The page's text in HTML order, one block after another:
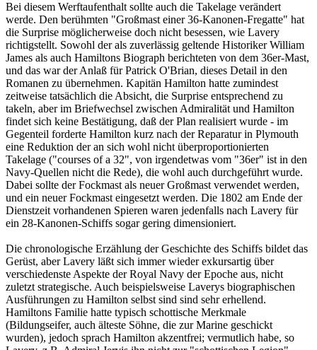
Bei diesem Werftaufenthalt sollte auch die Takelage verändert
werde. Den berühmten "Großmast einer 36-Kanonen-Fregatte" hat
die Surprise möglicherweise doch nicht besessen, wie Lavery
richtigstellt. Sowohl der als zuverlässig geltende Historiker William
James als auch Hamiltons Biograph berichteten von dem 36er-Mast,
und das war der Anlaß für Patrick O'Brian, dieses Detail in den
Romanen zu übernehmen. Kapitän Hamilton hatte zumindest
zeitweise tatsächlich die Absicht, die Surprise entsprechend zu
takeln, aber im Briefwechsel zwischen Admiralität und Hamilton
findet sich keine Bestätigung, daß der Plan realisiert wurde - im
Gegenteil forderte Hamilton kurz nach der Reparatur in Plymouth
eine Reduktion der an sich wohl nicht überproportionierten
Takelage ("courses of a 32", von irgendetwas vom "36er" ist in den
Navy-Quellen nicht die Rede), die wohl auch durchgeführt wurde.
Dabei sollte der Fockmast als neuer Großmast verwendet werden,
und ein neuer Fockmast eingesetzt werden. Die 1802 am Ende der
Dienstzeit vorhandenen Spieren waren jedenfalls nach Lavery für
ein 28-Kanonen-Schiffs sogar gering dimensioniert.
Die chronologische Erzählung der Geschichte des Schiffs bildet das
Gerüst, aber Lavery läßt sich immer wieder exkursartig über
verschiedenste Aspekte der Royal Navy der Epoche aus, nicht
zuletzt strategische. Auch beispielsweise Laverys biographischen
Ausführungen zu Hamilton selbst sind sind sehr erhellend.
Hamiltons Familie hatte typisch schottische Merkmale
(Bildungseifer, auch älteste Söhne, die zur Marine geschickt
wurden), jedoch sprach Hamilton akzentfrei; vermutlich habe, so